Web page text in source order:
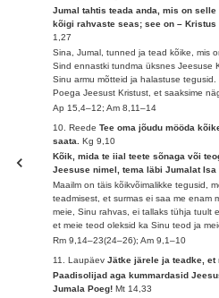
Jumal tahtis teada anda, mis on
kõigi rahvaste seas; see on –
1,27
Sina, Jumal, tunned ja tead kõike, mis
Sind ennastki tundma üksnes Jeesuse
Sinu armu mõtteid ja halastuse tegusid.
Poega Jeesust Kristust, et saaksime
Ap 15,4–12; Am 8,11–14
10. ReedeTee oma jõudu mööda
saata.Kg 9,10
Kõik, mida te iial teete sõnaga või
Jeesuse nimel, tema läbi Jumalat
Maailm on täis kõikvõimalikke tegusid,
teadmisest, et surmas ei saa me enam
meie, Sinu rahvas, ei tallaks tühja tuult
et meie teod oleksid ka Sinu teod ja
Rm 9,14–23(24–26); Am 9,1–10
11. LaupäevJätke järele ja teadke,
Paadisolijad aga kummardasid
Jumala Poeg!Mt 14,33